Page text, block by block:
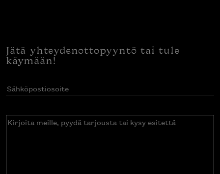
Jätä yhteydenottopyyntö tai tule
käymään!
Sähköpostiosoite(Pakollinen)
Kirjoita